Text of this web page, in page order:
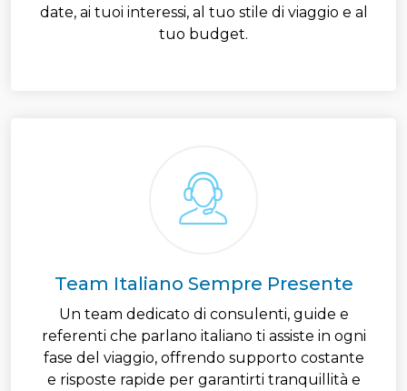
date, ai tuoi interessi, al tuo stile di viaggio e al
tuo budget.
Team Italiano Sempre Presente
Un team dedicato di consulenti, guide e
referenti che parlano italiano ti assiste in ogni
fase del viaggio, offrendo supporto costante
e risposte rapide per garantirti tranquillità e